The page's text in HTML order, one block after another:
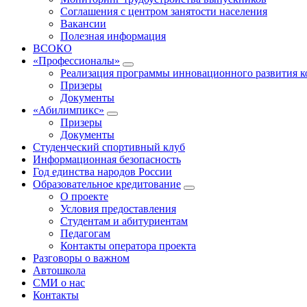
Соглашения с центром занятости населения
Вакансии
Полезная информация
ВСОКО
«Профессионалы»
Реализация программы инновационного развития
Призеры
Документы
«Абилимпикс»
Призеры
Документы
Студенческий спортивный клуб
Информационная безопасность
Год единства народов России
Образовательное кредитование
О проекте
Условия предоставления
Студентам и абитуриентам
Педагогам
Контакты оператора проекта
Разговоры о важном
Автошкола
СМИ о нас
Контакты